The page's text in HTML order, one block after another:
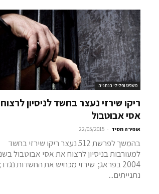
משפט ופלילי בנתניה
ריקו שירזי נעצר בחשד לניסיון
אסי אבוטבול
אופירה חסיד -
22/05/2015
בהמשך לפרשת 512 נעצר ריקו שירזי בחשד
למעורבות בניסיון לרצוח את אסי אבוטבול
2004 בפראג; שירזי מכחיש את החשדות נגדו
נתנייתים...